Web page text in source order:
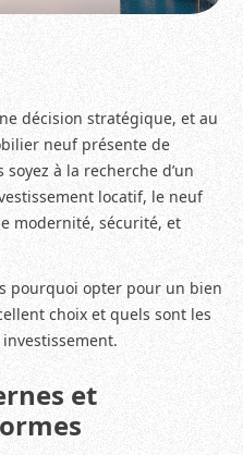
décision stratégique, et au
neuf présente de
à la recherche d’un
locatif, le neuf
modernité, sécurité, et
pourquoi opter pour un bien
choix et quels sont les
et